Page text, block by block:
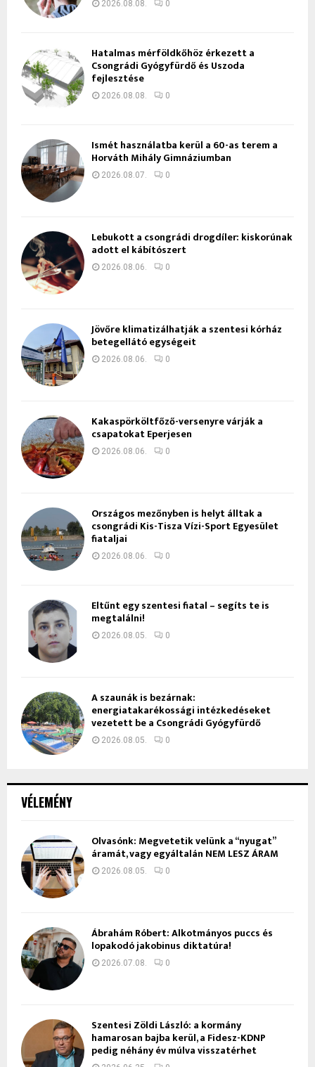
VÉLEMÉNY
Olvasónk: Megvetetik velünk a “nyugat”
áramát, vagy egyáltalán NEM LESZ ÁRAM
2026.08.05. 0
Ábrahám Róbert: Alkotmányos puccs és
lopakodó jakobinus diktatúra!
2026.07.08. 0
Szentesi Zöldi László: a kormány
hamarosan bajba kerül, a Fidesz-KDNP
pedig néhány év múlva visszatérhet
2026.08.08. 0
Hatalmas mérföldkőhöz érkezett a
Csongrádi Gyógyfürdő és Uszoda
fejlesztése
2026.08.08. 0
Ismét használatba kerül a 60-as terem a
Horváth Mihály Gimnáziumban
2026.08.07. 0
Lebukott a csongrádi drogdíler: kiskorúnak
adott el kábítószert
2026.08.06. 0
Jövőre klimatizálhatják a szentesi kórház
betegellátó egységeit
2026.08.06. 0
Kakaspörköltfőző-versenyre várják a
csapatokat Eperjesen
2026.08.06. 0
Országos mezőnyben is helyt álltak a
csongrádi Kis-Tisza Vízi-Sport Egyesület
fiataljai
2026.08.06. 0
Eltűnt egy szentesi fiatal – segíts te is
megtalálni!
2026.08.05. 0
A szaunák is bezárnak:
energiatakarékossági intézkedéseket
vezetett be a Csongrádi Gyógyfürdő
2026.08.05. 0